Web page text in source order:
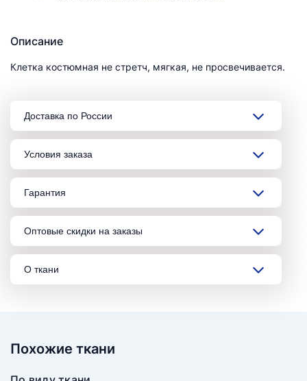
Описание
Клетка костюмная не стретч, мягкая, не просвечивается.
Доставка по России
Условия заказа
Гарантия
Оптовые скидки на заказы
О ткани
Похожие ткани